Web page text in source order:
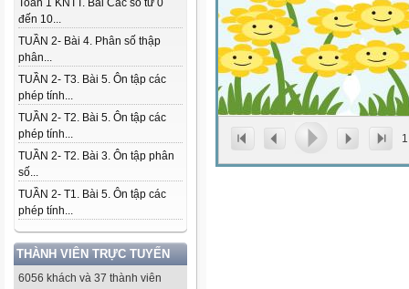
Toán 1 KNTT. Bài Các số từ 0
đến 10...
TUẦN 2- Bài 4. Phân số thập
phân...
TUẦN 2- T3. Bài 5. Ôn tập các
phép tính...
TUẦN 2- T2. Bài 5. Ôn tập các
phép tính...
TUẦN 2- T2. Bài 3. Ôn tập phân
số...
TUẦN 2- T1. Bài 5. Ôn tập các
phép tính...
THÀNH VIÊN TRỰC TUYẾN
6056 khách và 37 thành viên
1